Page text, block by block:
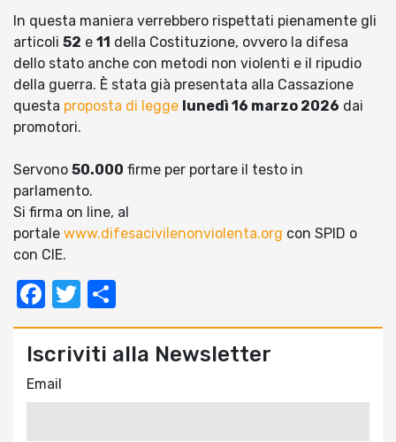
In questa maniera verrebbero rispettati pienamente gli
articoli 52 e 11 della Costituzione, ovvero la difesa
dello stato anche con metodi non violenti e il ripudio
della guerra. È stata già presentata alla Cassazione
questa proposta di legge lunedì 16 marzo 2026 dai
promotori.
Servono 50.000 firme per portare il testo in
parlamento.
Si firma on line, al
portale www.difesacivilenonviolenta.org con SPID o
con CIE.
Facebook
Twitter
Iscriviti alla Newsletter
Email